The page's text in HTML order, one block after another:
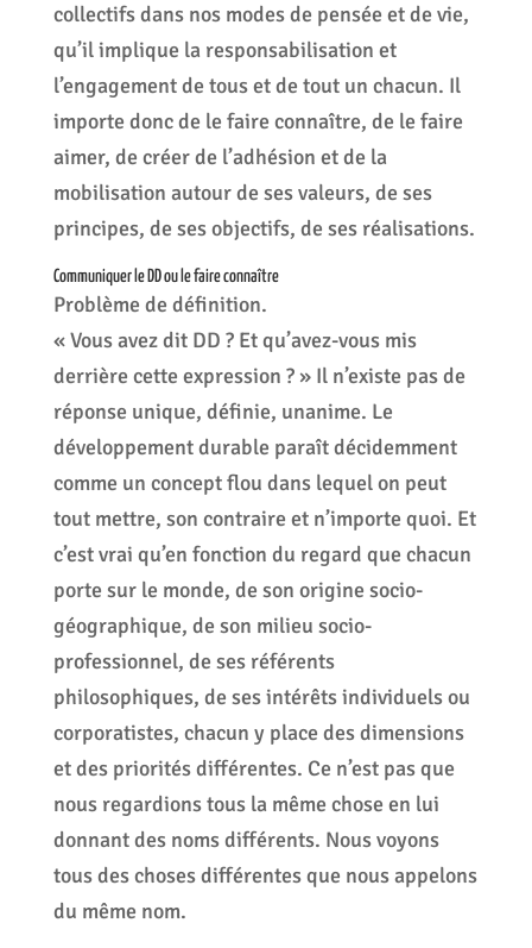
collectifs dans nos modes de pensée et de vie,
qu’il implique la responsabilisation et
l’engagement de tous et de tout un chacun. Il
importe donc de le faire connaître, de le faire
aimer, de créer de l’adhésion et de la
mobilisation autour de ses valeurs, de ses
principes, de ses objectifs, de ses réalisations.
Communiquer le DD ou le faire connaître
Problème de définition.
« Vous avez dit DD ? Et qu’avez-vous mis
derrière cette expression ? » Il n’existe pas de
réponse unique, définie, unanime. Le
développement durable paraît décidemment
comme un concept flou dans lequel on peut
tout mettre, son contraire et n’importe quoi. Et
c’est vrai qu’en fonction du regard que chacun
porte sur le monde, de son origine socio-
géographique, de son milieu socio-
professionnel, de ses référents
philosophiques, de ses intérêts individuels ou
corporatistes, chacun y place des dimensions
et des priorités différentes. Ce n’est pas que
nous regardions tous la même chose en lui
donnant des noms différents. Nous voyons
tous des choses différentes que nous appelons
du même nom.